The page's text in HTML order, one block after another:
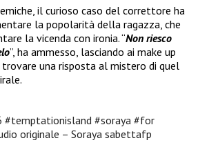
il curioso caso del correttore ha
la popolarità della ragazza, che
la vicenda con ironia. “Non riesco
”, ha ammesso, lasciando ai make up
una risposta al mistero di quel
#temptationisland #soraya #for
originale – Soraya sabettafp